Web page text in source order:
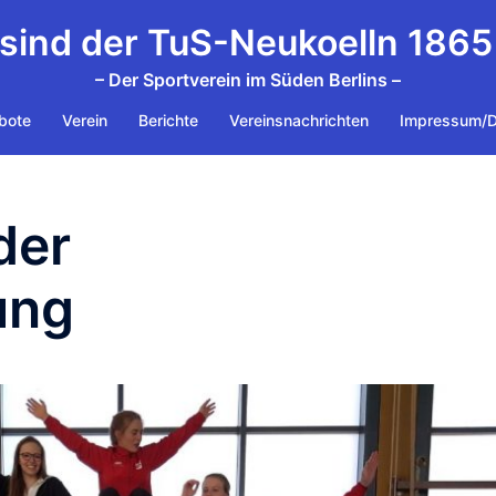
der TuS-Neukoelln
– Der Sportverein im Süden Berlins –
Verein Berichte Vereinsnachrichten Impressum/